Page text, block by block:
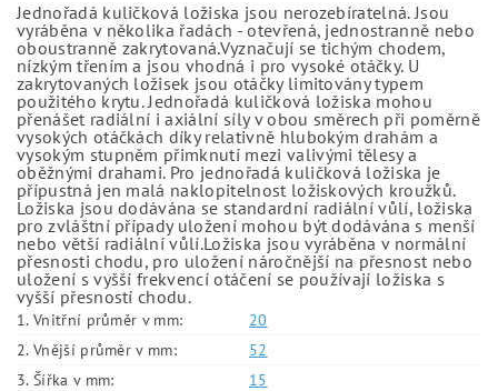
Jednořadá kuličková ložiska jsou nerozebíratelná. Jsou
vyráběna v několika řadách - otevřená, jednostranně nebo
oboustranně zakrytovaná.Vyznačují se tichým chodem,
nízkým třením a jsou vhodná i pro vysoké otáčky. U
zakrytovaných ložisek jsou otáčky limitovány typem
použitého krytu. Jednořadá kuličková ložiska mohou
přenášet radiální i axiální síly v obou směrech při poměrně
vysokých otáčkách díky relativně hlubokým drahám a
vysokým stupněm přimknutí mezi valivými tělesy a
oběžnými drahami. Pro jednořadá kuličková ložiska je
přípustná jen malá naklopitelnost ložiskových kroužků.
Ložiska jsou dodávána se standardní radiální vůlí, ložiska
pro zvláštní případy uložení mohou být dodávána s menší
nebo větší radiální vůlí.Ložiska jsou vyráběna v normální
přesnosti chodu, pro uložení náročnější na přesnost nebo
uložení s vyšší frekvencí otáčení se používají ložiska s
vyšší přesností chodu.
1. Vnitřní průměr v mm:
20
2. Vnější průměr v mm:
52
3. Šířka v mm:
15